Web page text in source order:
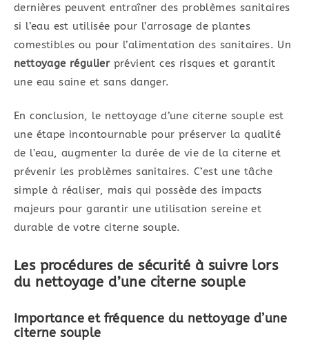
dernières peuvent entraîner des problèmes sanitaires
si l’eau est utilisée pour l’arrosage de plantes
comestibles ou pour l’alimentation des sanitaires. Un
nettoyage régulierprévient ces risques et garantit
une eau saine et sans danger.
En conclusion, le nettoyage d’une citerne souple est
une étape incontournable pour préserver la qualité
de l’eau, augmenter la durée de vie de la citerne et
prévenir les problèmes sanitaires. C’est une tâche
simple à réaliser, mais qui possède des impacts
majeurs pour garantir une utilisation sereine et
durable de votre citerne souple.
Les procédures de sécurité à suivre lors
du nettoyage d’une citerne souple
Importance et fréquence du nettoyage d’une
citerne souple